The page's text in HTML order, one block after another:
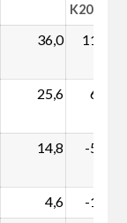
K2007
36,0 11,6
25,6 6,7
14,8 -5,5
4,6 -1,9